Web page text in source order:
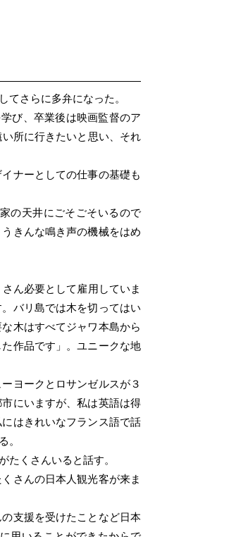
さらに多弁になった。
び、卒業後は映画監督のア
所に行きたいと思い、それ
ナーとしての仕事の基礎も
の天井にごそごそいるので
きんな鳴き声の機械をはめ
ん必要として雇用していま
バリ島では木を切ってはい
木はすべてジャワ本島から
作品です」。ユニークな地
ヨークとロサンゼルスが３
にいますが、私は英語は得
はきれいなフランス語で話
。
たくさんいると話す。
さんの日本人観光客が来ま
支援を受けたことなど日本